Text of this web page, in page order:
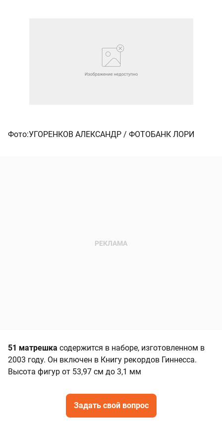
Фото:УГОРЕНКОВ АЛЕКСАНДР / ФОТОБАНК ЛОРИ
51 матрешка содержится в наборе, изготовленном в
2003 году. Он включен в Книгу рекордов Гиннесса.
Высота фигур от 53,97 см до 3,1 мм
Задать свой вопрос